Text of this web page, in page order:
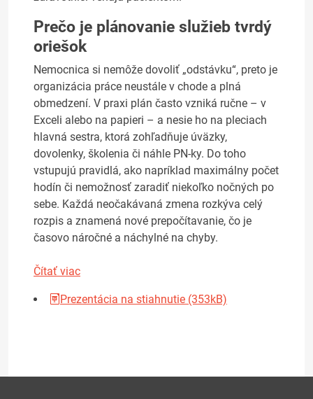
Prečo je plánovanie služieb tvrdý
oriešok
Nemocnica si nemôže dovoliť „odstávku“, preto je
organizácia práce neustále v chode a plná
obmedzení. V praxi plán často vzniká ručne – v
Exceli alebo na papieri – a nesie ho na pleciach
hlavná sestra, ktorá zohľadňuje úväzky,
dovolenky, školenia či náhle PN-ky. Do toho
vstupujú pravidlá, ako napríklad maximálny počet
hodín či nemožnosť zaradiť niekoľko nočných po
sebe. Každá neočakávaná zmena rozkýva celý
rozpis a znamená nové prepočítavanie, čo je
časovo náročné a náchylné na chyby.
Čítať viac
Prezentácia na stiahnutie (353kB)